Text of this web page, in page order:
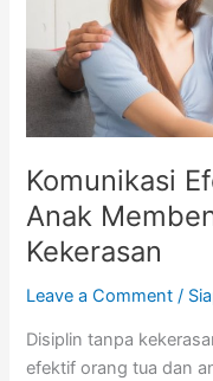
Komunikasi
Anak
Kekerasan
Leave a Comment /
Disiplin tanpa
efektif orang tua dan
Disiplin
tanpa
Kekerasan